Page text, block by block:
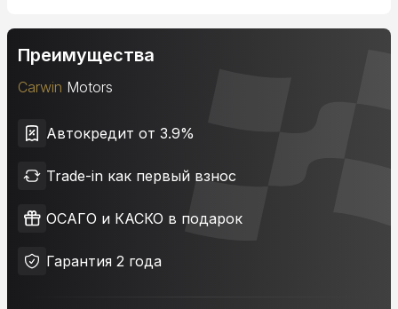
Преимущества
Carwin Motors
Автокредит от 3.9%
Trade-in как первый взнос
ОСАГО и КАСКО в подарок
Гарантия 2 года